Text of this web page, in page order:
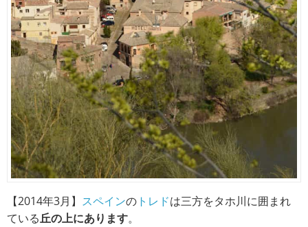
【2014年3月】 スペインの トレドは三方をタホ川に囲まれ
ている丘の上にあります。